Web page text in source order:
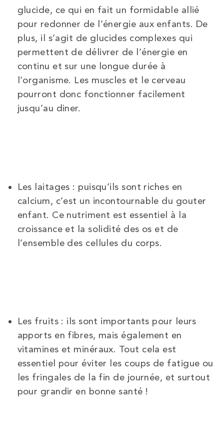
glucide, ce qui en fait un formidable allié
pour redonner de l’énergie aux enfants. De
plus, il s’agit de glucides complexes qui
permettent de délivrer de l’énergie en
continu et sur une longue durée à
l’organisme. Les muscles et le cerveau
pourront donc fonctionner facilement
jusqu’au diner.
Les laitages : puisqu’ils sont riches en
calcium, c’est un incontournable du gouter
enfant. Ce nutriment est essentiel à la
croissance et la solidité des os et de
l’ensemble des cellules du corps.
Les fruits : ils sont importants pour leurs
apports en fibres, mais également en
vitamines et minéraux. Tout cela est
essentiel pour éviter les coups de fatigue ou
les fringales de la fin de journée, et surtout
pour grandir en bonne santé !